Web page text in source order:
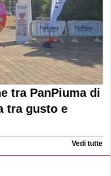
tra PanPiuma di
tra gusto e
Vedi tutte